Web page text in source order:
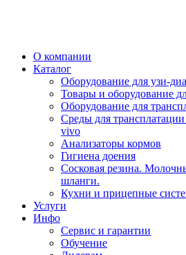
О компании
Каталог
Оборудование для узи-
Товары и оборудование
Оборудование для
Среды для
vivo
Анализаторы кормов
Гигиена доения
Сосковая резина.
шланги.
Кухни и прицепные
Услуги
Инфо
Сервис и гарантии
Обучение